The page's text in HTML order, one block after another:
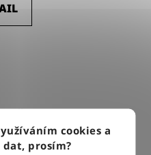
cookies a
prosím?
celkem